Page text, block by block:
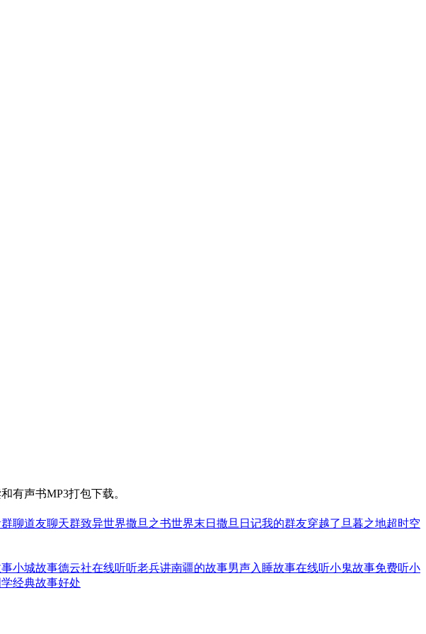
有声书MP3打包下载。
聊道友聊天群致异世界撒旦之书世界末日 撒旦日记我的群友穿越了 旦暮之地超时空
小城故事德云社在线听听老兵讲南疆的故事男声入睡故事在线听小鬼故事免费听小
经典故事好处